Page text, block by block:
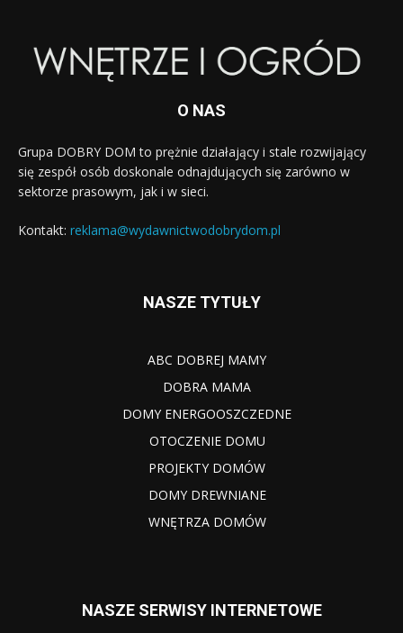
O NAS
Grupa DOBRY DOM to prężnie działający i stale rozwijający
się zespół osób doskonale odnajdujących się zarówno w
sektorze prasowym, jak i w sieci.
Kontakt: reklama@wydawnictwodobrydom.pl
NASZE TYTUŁY
ABC DOBREJ MAMY
DOBRA MAMA
DOMY ENERGOOSZCZEDNE
OTOCZENIE DOMU
PROJEKTY DOMÓW
DOMY DREWNIANE
WNĘTRZA DOMÓW
NASZE SERWISY INTERNETOWE